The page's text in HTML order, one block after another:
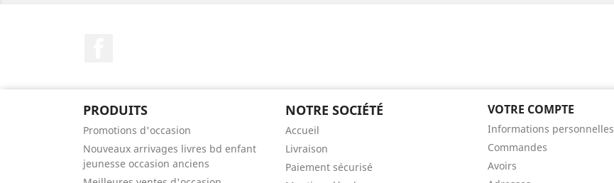
PRODUITS
Promotions d'occasion
Nouveaux arrivages livres bd enfant
jeunesse occasion anciens
NOTRE SOCIÉTÉ
Accueil
Livraison
Paiement sécurisé
VOTRE COMPTE
Informations personnelles
Commandes
Avoirs